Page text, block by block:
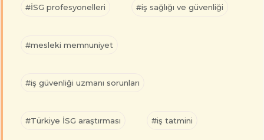
#İSG profesyonelleri #iş sağlığı ve güvenliği
#mesleki memnuniyet
#iş güvenliği uzmanı sorunları
#Türkiye İSG araştırması #iş tatmini